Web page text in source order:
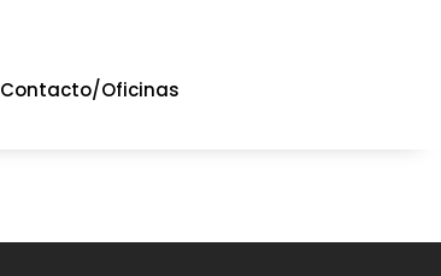
Contacto/Oficinas